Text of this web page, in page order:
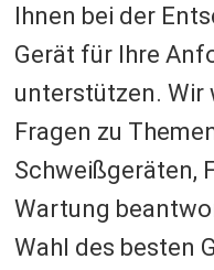
Ihnen bei der
Gerät für Ihre
unterstützen. Wir
Fragen zu
Schweißgeräten,
Wartung
Wahl des besten